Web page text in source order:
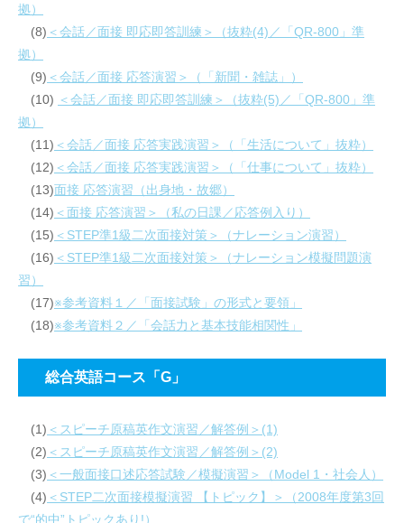
拠）
(8) ＜会話／面接 即応即答訓練＞（抜粋(4)／「QR-800」準
拠）
(9) ＜会話／面接 応答演習＞（「新聞・雑誌」）
(10) ＜会話／面接 即応即答訓練＞（抜粋(5)／「QR-800」準
拠）
(11) ＜会話／面接 応答実践演習＞（「生活について」抜粋）
(12) ＜会話／面接 応答実践演習＞（「仕事について」抜粋）
(13)面接 応答演習（出身地・故郷）
(14) ＜面接 応答演習＞（私の日課／応答例入り）
(15) ＜STEP準1級二次面接対策＞（ナレーション演習）
(16) ＜STEP準1級二次面接対策＞（ナレーション模擬問題演
習）
(17)※参考資料１／「面接試験」の形式と要領」
(18)※参考資料２／「会話力と基本技能相関性」
総合英語コース「G」
(1) ＜スピーチ原稿英作文演習／解答例＞(1)
(2) ＜スピーチ原稿英作文演習／解答例＞(2)
(3) ＜一般面接口述応答試験／模擬演習＞（Model 1・社会人）
(4) ＜STEP二次面接模擬演習 【トピック】＞（2008年度第3回
で“的中”トピックあり!）